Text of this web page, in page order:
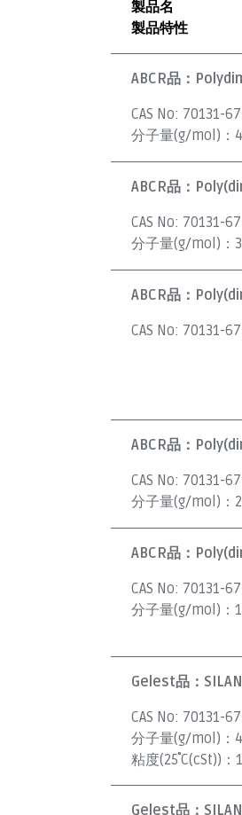
製品名
製品特性
ABCR品：
CAS No: 70131-
分子量(g/mol)：
ABCR品：
CAS No: 70131-
分子量(g/mol)：
ABCR品：
CAS No: 70131-
ABCR品：
CAS No: 70131-
分子量(g/mol)：
ABCR品：
CAS No: 70131-
分子量(g/mol)：
Gelest品：
CAS No: 70131-
分子量(g/mol)：
粘度(25˚C(cSt))：
Gelest品：